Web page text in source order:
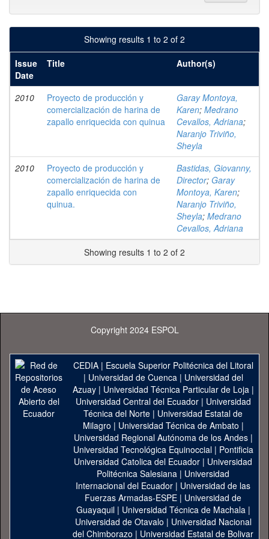
Showing results 1 to 2 of 2
Issue
Date
Title Author(s)
2010
Proyecto de producción y
comercialización de harina de
zapallo enriquecida con quinua
Garay Montoya,
Karen; Medrano
Cevallos, Adriana;
Naranjo Triviño,
Sheyla
2010
Proyecto de producción y
comercialización de harina de
zapallo enriquecida con
quinua.
Bastidas, Giovanny,
Director; Garay
Montoya, Karen;
Naranjo Triviño,
Sheyla; Medrano
Cevallos, Adriana
Showing results 1 to 2 of 2
Copyright 2024 ESPOL
CEDIA| Escuela Superior Politécnica del Litoral
| Universidad de Cuenca| Universidad del
Azuay| Universidad Técnica Particular de Loja|
Universidad Central del Ecuador| Universidad
Técnica del Norte | Universidad Estatal de
Milagro | Universidad Técnica de Ambato |
Universidad Regional Autónoma de los Andes|
Universidad Tecnológica Equinoccial| Pontificia
Universidad Catolica del Ecuador | Universidad
Politécnica Salesiana | Universidad
Internacional del Ecuador | Universidad de las
Fuerzas Armadas-ESPE | Universidad de
Guayaquil| Universidad Técnica de Machala|
Universidad de Otavalo | Universidad Nacional
del Chimborazo | Universidad Estatal de Bolivar